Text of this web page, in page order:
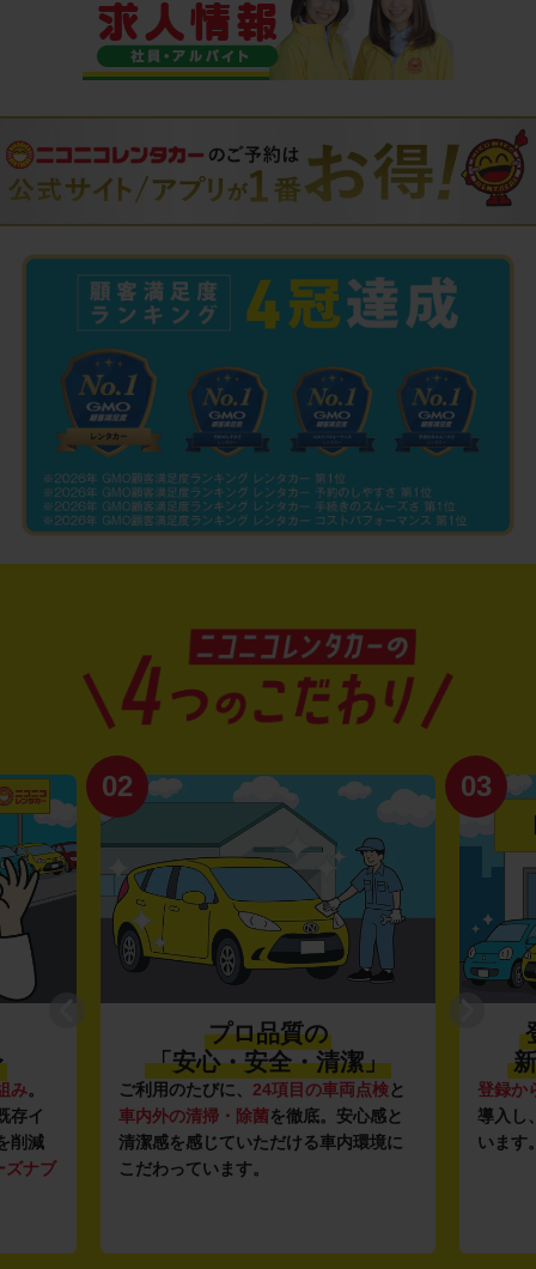
み。
存イ
削減
ズナブ
02
プロ品質の
「安心・安全・清潔」
ご利用のたびに、 24項目の車両点検と
車内外の清掃・除菌を徹底。安心感と
清潔感を感じていただける車内環境に
こだわっています。
03
登録か
導入し
います